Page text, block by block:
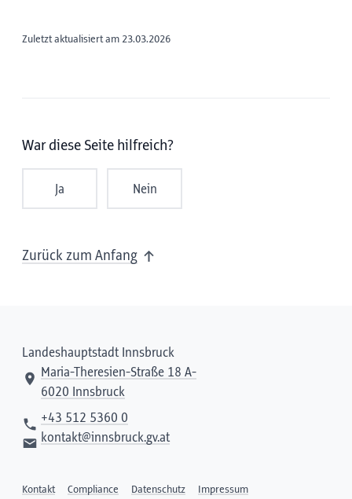
Zuletzt aktualisiert am 23.03.2026
War diese Seite hilfreich?
Ja Nein
Zurück zum Anfang
Landeshauptstadt Innsbruck
Maria-Theresien-Straße 18 A-
6020 Innsbruck
+43 512 5360 0
kontakt@innsbruck.gv.at
Kontakt Compliance Datenschutz Impressum